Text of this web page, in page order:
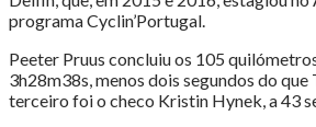
programa Cyclin’Portugal.
Peeter Pruus concluiu os 105
3h28m38s, menos dois segundos do
terceiro foi o checo Kristin Hynek, a 43